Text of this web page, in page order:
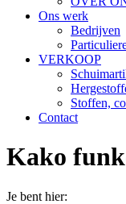
Ons werk
Bedrijven
VERKOOP
Stoffen,
Contact
Kako
Je bent hier: